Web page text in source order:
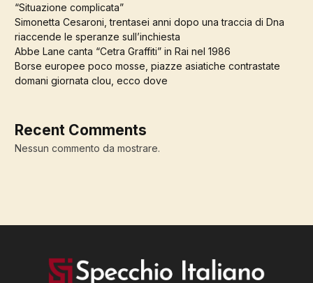
“Situazione complicata”
Simonetta Cesaroni, trentasei anni dopo una traccia di Dna
riaccende le speranze sull’inchiesta
Abbe Lane canta “Cetra Graffiti” in Rai nel 1986
Borse europee poco mosse, piazze asiatiche contrastate
domani giornata clou, ecco dove
Recent Comments
Nessun commento da mostrare.